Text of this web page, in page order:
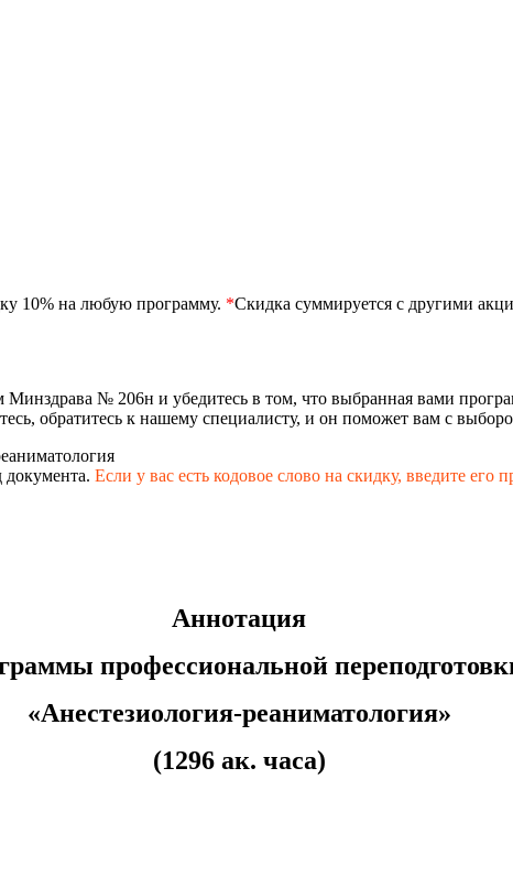
10% на любую программу. *Скидка суммируется с другими
Минздрава № 206н и убедитесь в том, что выбранная вами
обратитесь к нашему специалисту, и он поможет вам с
документа. Если у вас есть кодовое слово на скидку, введите его
Аннотация
профессиональной
«Анестезиология-реаниматология»
(1296 ак. часа)